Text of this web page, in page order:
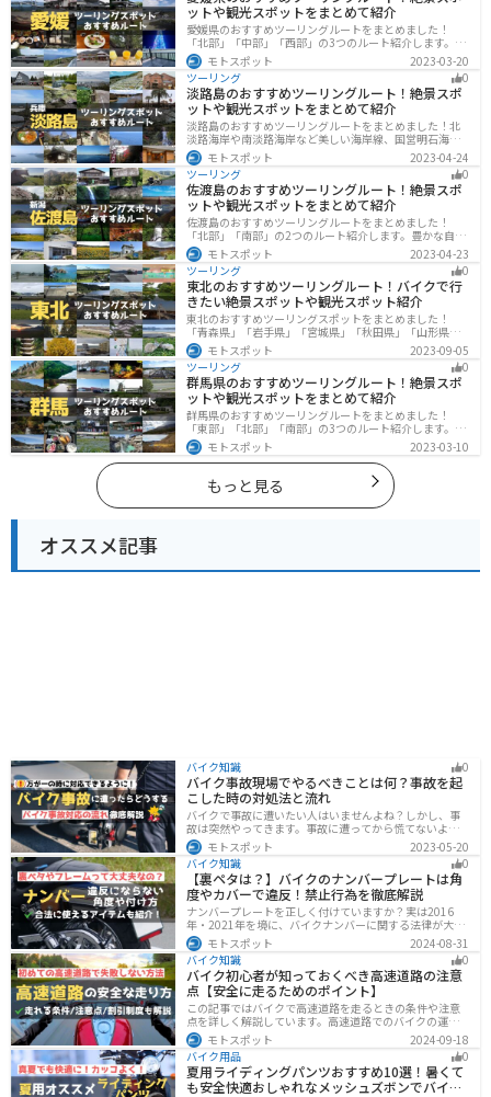
ットや観光スポットをまとめて紹介
愛媛県のおすすめツーリングルートをまとめました！
「北部」「中部」「西部」の3つのルート紹介します。山
や海といった自然だけでなく、気軽に渡れる島もあり
様々な楽しみ方ができます。バイクで愛媛県にツーリン
グに行く際は参考にしてください。
モトスポット
2023-03-20
ツーリング
0
淡路島のおすすめツーリングルート！絶景スポ
ットや観光スポットをまとめて紹介
淡路島のおすすめツーリングルートをまとめました！北
淡路海岸や南淡路海岸など美しい海岸線、国営明石海峡
公園や淡路夢舞台など、自然とアートが融合した施設も
多数あります。バイクで淡路島にツーリングに行く際は
参考にしてください。
モトスポット
2023-04-24
ツーリング
0
佐渡島のおすすめツーリングルート！絶景スポ
ットや観光スポットをまとめて紹介
佐渡島のおすすめツーリングルートをまとめました！
「北部」「南部」の2つのルート紹介します。豊かな自然
と歴史的なスポット、トキなどの貴重な動物を見られる
スポットが多数あります。バイクで佐渡島にツーリング
に行く際は参考にしてください。
モトスポット
2023-04-23
ツーリング
0
東北のおすすめツーリングルート！バイクで行
きたい絶景スポットや観光スポット紹介
東北のおすすめツーリングスポットをまとめました！
「青森県」「岩手県」「宮城県」「秋田県」「山形県」
「福島県」の各県の観光地紹介します。自然豊かな山々
や湖、温泉地が点在し、四季折々の景色を楽しめるスポ
ットが多数あります。バイクで東北にツーリングに行く
際は参考にしてください。
モトスポット
2023-09-05
ツーリング
0
群馬県のおすすめツーリングルート！絶景スポ
ットや観光スポットをまとめて紹介
群馬県のおすすめツーリングルートをまとめました！
「東部」「北部」「南部」の3つのルート紹介します。草
津温泉や伊香保温泉など全国でも有名な温泉や豊かな自
然を満喫するツーリングができます。バイクで群馬県に
ツーリングに行く際は参考にしてください。
モトスポット 2023-03-10
もっと見る
オススメ記事
バイク知識 0
バイク事故現場でやるべきことは何？事故を起
こした時の対処法と流れ
バイクで事故に遭いたい人はいませんよね？しかし、事
故は突然やってきます。事故に遭ってから慌てないよう
に対処法を知っておきましょう。自分が加害者になった
時、被害者になった時、それぞれどんな対応をすれば良
いのかまとめました。
モトスポット
2023-05-20
バイク知識
0
【裏ペタは？】バイクのナンバープレートは角
度やカバーで違反！禁止行為を徹底解説
ナンバープレートを正しく付けていますか？実は2016
年・2021年を境に、バイクナンバーに関する法律が大き
く変わっています！角度やカバー、ステーなど昔は大丈
夫でも今は違法になるケースが発生します。正しく理解
して、今一度見直してみましょう。合法で使えるアイテ
ムも紹介します。
モトスポット
2024-08-31
バイク知識
0
バイク初心者が知っておくべき高速道路の注意
点【安全に走るためのポイント】
この記事ではバイクで高速道路を走るときの条件や注意
点を詳しく解説しています。高速道路でのバイクの運転
に不安を感じていませんか？実は安全に運転するには、
走行条件や注意点を正しく理解することが大切です。高
速道路でも安全にバイクの運転を楽しむ方法を紹介しま
す！
モトスポット
2024-09-18
バイク用品
0
夏用ライディングパンツおすすめ10選！暑くて
も安全快適おしゃれなメッシュズボンでバイク